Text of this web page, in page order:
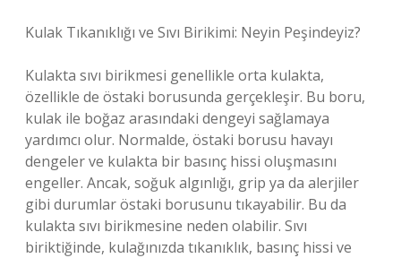
Kulak Tıkanıklığı ve Sıvı Birikimi: Neyin Peşindeyiz?
Kulakta sıvı birikmesi genellikle orta kulakta,
özellikle de östaki borusunda gerçekleşir. Bu boru,
kulak ile boğaz arasındaki dengeyi sağlamaya
yardımcı olur. Normalde, östaki borusu havayı
dengeler ve kulakta bir basınç hissi oluşmasını
engeller. Ancak, soğuk algınlığı, grip ya da alerjiler
gibi durumlar östaki borusunu tıkayabilir. Bu da
kulakta sıvı birikmesine neden olabilir. Sıvı
biriktiğinde, kulağınızda tıkanıklık, basınç hissi ve